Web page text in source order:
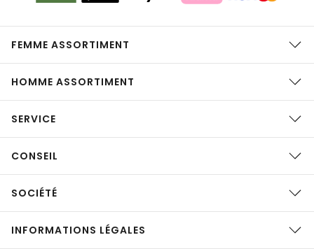
FEMME ASSORTIMENT
HOMME ASSORTIMENT
SERVICE
CONSEIL
SOCIÉTÉ
INFORMATIONS LÉGALES